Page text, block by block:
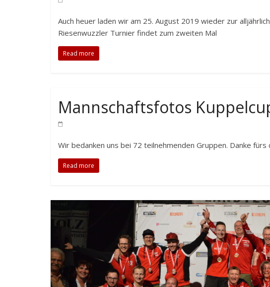
Auch heuer laden wir am 25. August 2019 wieder zur
Riesenwuzzler Turnier findet zum zweiten Mal
Read more
Mannschaftsfotos
Wir bedanken uns bei 72 teilnehmenden Gruppen. Danke fürs
Read more